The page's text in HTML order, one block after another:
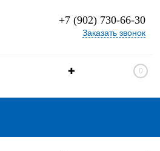
+7 (902) 730-66-30
Заказать звонок
✚ 0